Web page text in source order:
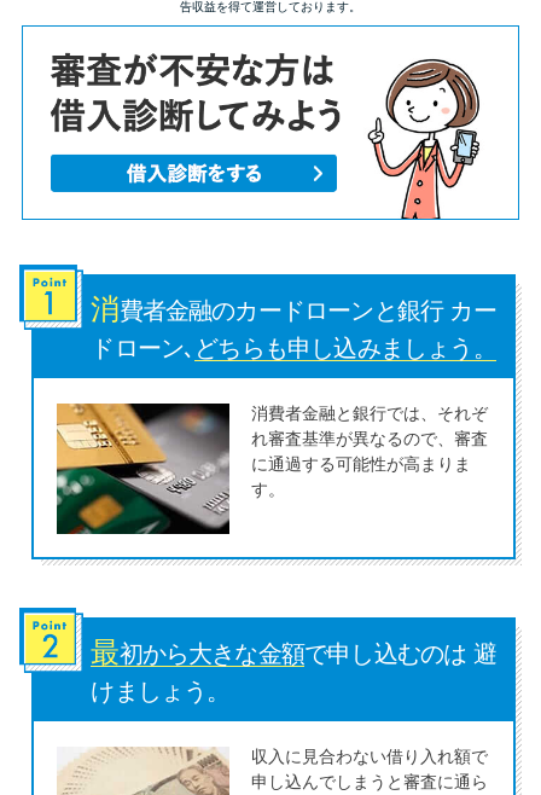
審査が不安な方向け
便利なコンテンツ
カードローン診断
特集ページ
リボ払いをそのまま払いきると
損！
カードローンの見直しで40万円
得した話
ードローン
特集ページ一覧
種類や特徴で探す
告収益を得て運営しております。
消費者金融のカードローンと銀行 カー
ドローン､ どちらも申し込みましょう。
消費者金融と銀行では、それぞ
れ審査基準が異なるので、審査
に通過する可能性が高まりま
す。
最初から大きな金額で申し込むのは 避
けましょう。
収入に見合わない借り入れ額で
申し込んでしまうと審査に通ら